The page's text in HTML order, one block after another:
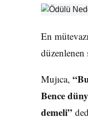
En
düzenlenen
Mujıca,
Bence
demeli”